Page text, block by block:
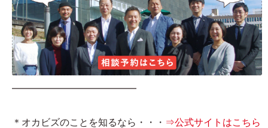
━━━━━━━━━━━━━
＊オカビズのことを知るなら・・・ ⇒公式サイトはこちら